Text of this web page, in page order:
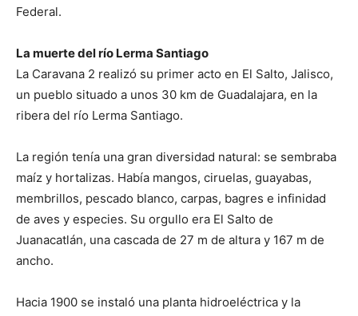
Federal.
La muerte del río Lerma Santiago
La Caravana 2 realizó su primer acto en El Salto, Jalisco,
un pueblo situado a unos 30 km de Guadalajara, en la
ribera del río Lerma Santiago.
La región tenía una gran diversidad natural: se sembraba
maíz y hortalizas. Había mangos, ciruelas, guayabas,
membrillos, pescado blanco, carpas, bagres e infinidad
de aves y especies. Su orgullo era El Salto de
Juanacatlán, una cascada de 27 m de altura y 167 m de
ancho.
Hacia 1900 se instaló una planta hidroeléctrica y la